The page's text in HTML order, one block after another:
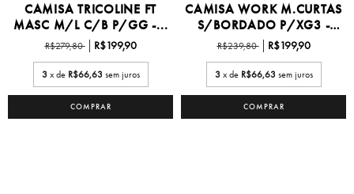
CAMISA TRICOLINE FT
MASC M/L C/B P/GG -...
R$279,80 R$199,90
3 x de R$66,63 sem juros
COMPRAR
CAMISA WORK M.CURTAS
S/BORDADO P/XG3 -
W...
R$239,80 R$199,90
3 x de R$66,63 sem juros
COMPRAR